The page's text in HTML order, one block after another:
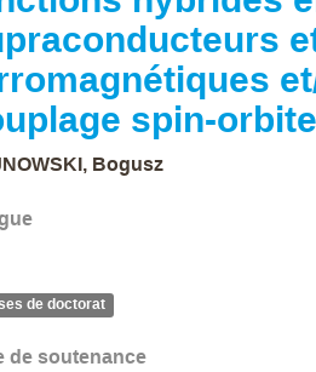
spin-orbite
Bogusz
de doctorat
de soutenance